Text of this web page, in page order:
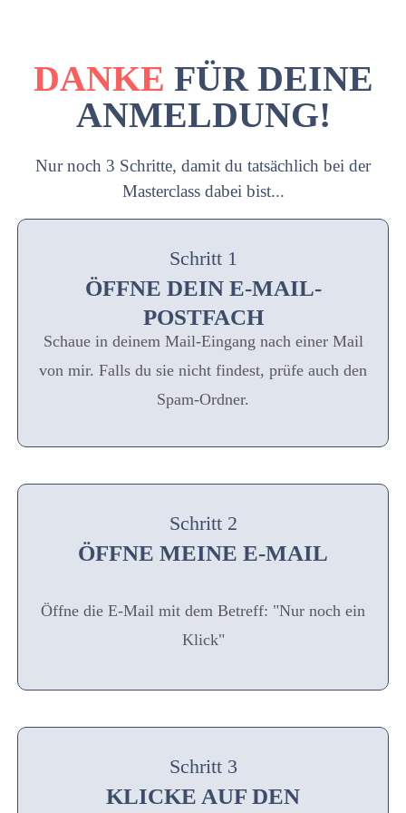
DANKE FÜR DEINE
ANMELDUNG!
Nur noch 3 Schritte, damit du tatsächlich bei der
Masterclass dabei bist...
Schritt 1
ÖFFNE DEIN E-MAIL-
POSTFACH
Schaue in deinem Mail-Eingang nach einer Mail
von mir. Falls du sie nicht findest, prüfe auch den
Spam-Ordner.
Schritt 2
ÖFFNE MEINE E-MAIL
Öffne die E-Mail mit dem Betreff: "Nur noch ein
Klick"
Schritt 3
KLICKE AUF DEN